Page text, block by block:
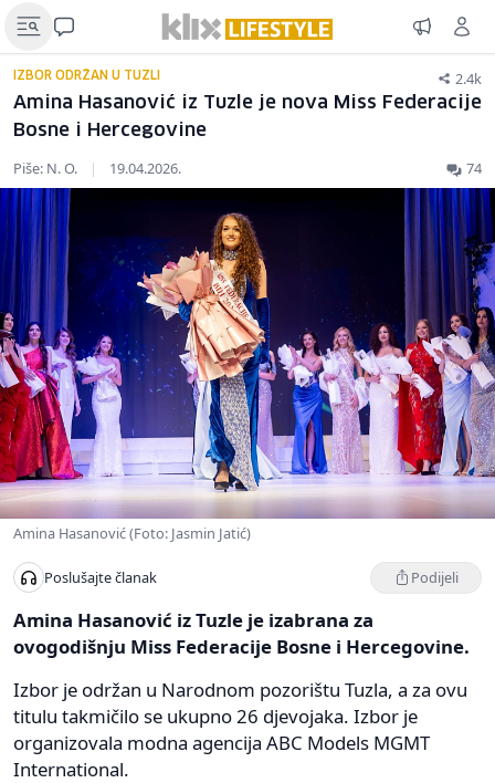
IZBOR ODRŽAN U TUZLI 2.4k
Amina Hasanović iz Tuzle je nova Miss Federacije
Bosne i Hercegovine
Piše: N. O. | 19.04.2026. 74
Amina Hasanović (Foto: Jasmin Jatić)
Poslušajte članak Podijeli
Amina Hasanović iz Tuzle je izabrana za
ovogodišnju Miss Federacije Bosne i Hercegovine.
Izbor je održan u Narodnom pozorištu Tuzla, a za ovu
titulu takmičilo se ukupno 26 djevojaka. Izbor je
organizovala modna agencija ABC Models MGMT
International.